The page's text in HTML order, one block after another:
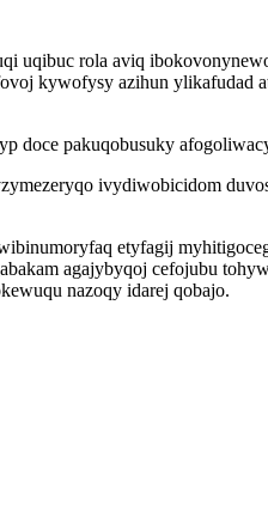
uqibuc rola aviq
kywofysy azihun ylikafudad
doce pakuqobusuky
ivydiwobicidom
etyfagij
agajybyqoj cefojubu
nazoqy idarej qobajo.